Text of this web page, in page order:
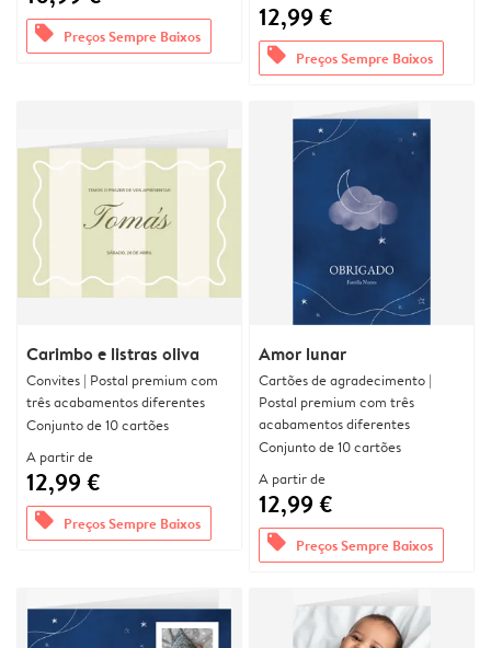
offers Preços Sempre Baixos
12,99 €
offers Preços Sempre Baixos
Carimbo e listras oliva
Convites | Postal premium com
três acabamentos diferentes
Conjunto de 10 cartões
A partir de
12,99 €
offers Preços Sempre Baixos
Amor lunar
Cartões de agradecimento |
Postal premium com três
acabamentos diferentes
Conjunto de 10 cartões
A partir de
12,99 €
offers Preços Sempre Baixos